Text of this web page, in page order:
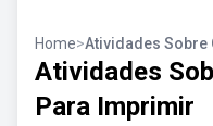
Home>Atividades Sobre
Atividades
Para Imprimir